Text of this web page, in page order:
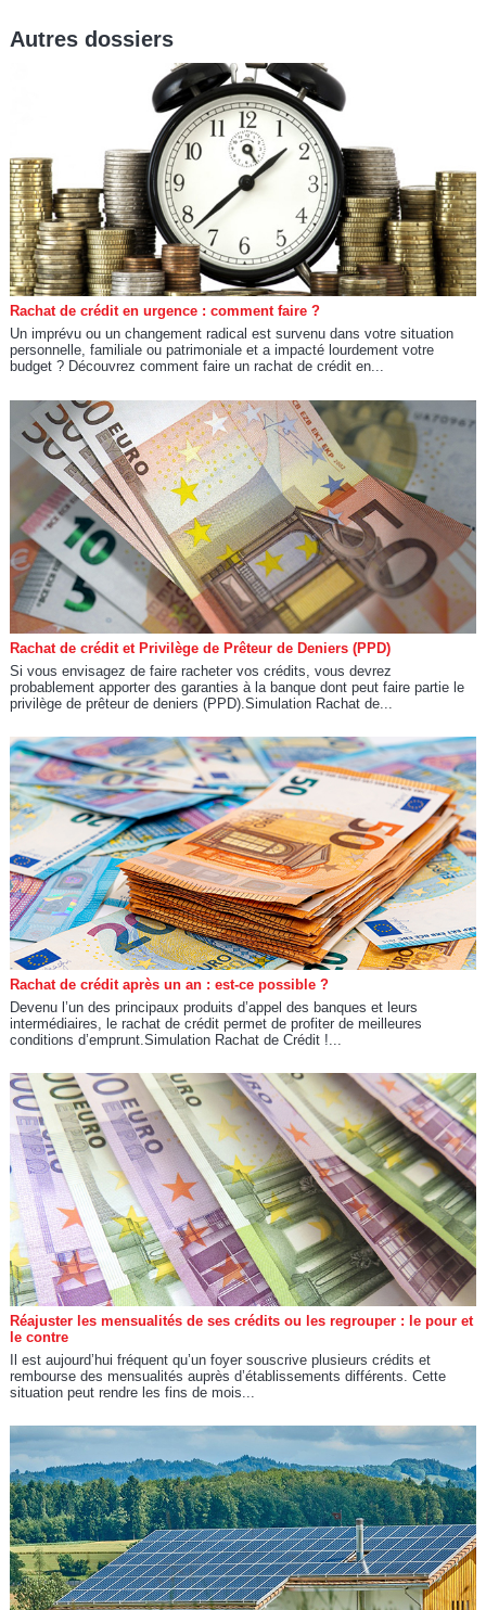
Autres dossiers
Rachat de crédit en urgence : comment faire ?
Un imprévu ou un changement radical est survenu dans votre situation
personnelle, familiale ou patrimoniale et a impacté lourdement votre
budget ? Découvrez comment faire un rachat de crédit en...
Rachat de crédit et Privilège de Prêteur de Deniers (PPD)
Si vous envisagez de faire racheter vos crédits, vous devrez
probablement apporter des garanties à la banque dont peut faire partie le
privilège de prêteur de deniers (PPD).Simulation Rachat de...
Rachat de crédit après un an : est-ce possible ?
Devenu l’un des principaux produits d’appel des banques et leurs
intermédiaires, le rachat de crédit permet de profiter de meilleures
conditions d’emprunt.Simulation Rachat de Crédit !...
Réajuster les mensualités de ses crédits ou les regrouper : le pour et
le contre
Il est aujourd’hui fréquent qu’un foyer souscrive plusieurs crédits et
rembourse des mensualités auprès d’établissements différents. Cette
situation peut rendre les fins de mois...